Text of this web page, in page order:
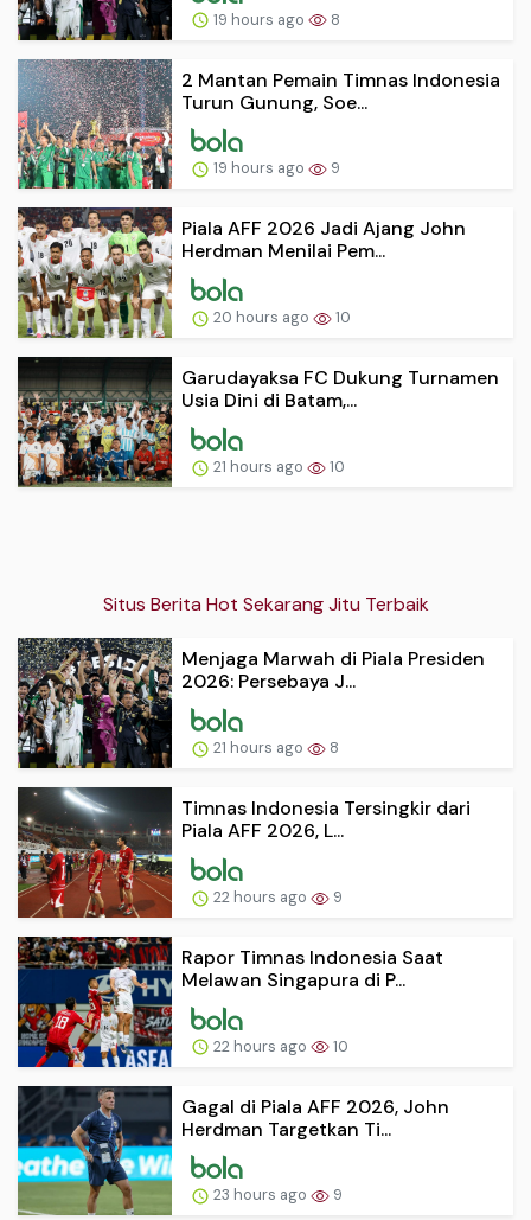
19 hours ago 8
2 Mantan Pemain Timnas Indonesia
Turun Gunung, Soe...
19 hours ago 9
Piala AFF 2026 Jadi Ajang John
Herdman Menilai Pem...
20 hours ago 10
Garudayaksa FC Dukung Turnamen
Usia Dini di Batam,...
21 hours ago 10
Situs Berita Hot Sekarang Jitu Terbaik
Menjaga Marwah di Piala Presiden
2026: Persebaya J...
21 hours ago 8
Timnas Indonesia Tersingkir dari
Piala AFF 2026, L...
22 hours ago 9
Rapor Timnas Indonesia Saat
Melawan Singapura di P...
22 hours ago 10
Gagal di Piala AFF 2026, John
Herdman Targetkan Ti...
23 hours ago 9